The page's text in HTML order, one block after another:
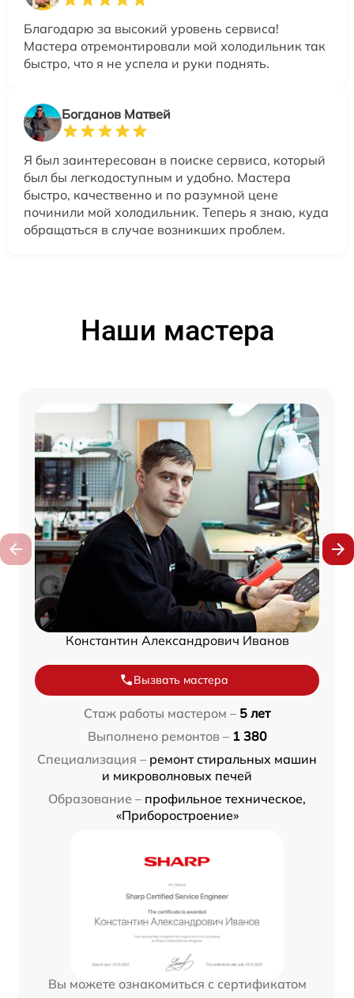
Благодарю за высокий уровень сервиса!
Мастера отремонтировали мой холодильник так
быстро, что я не успела и руки поднять.
Богданов Матвей
Я был заинтересован в поиске сервиса, который
был бы легкодоступным и удобно. Мастера
быстро, качественно и по разумной цене
починили мой холодильник. Теперь я знаю, куда
обращаться в случае возникших проблем.
Наши мастера
Константин Александрович Иванов
Вызвать мастера
Стаж работы мастером – 5 лет
Выполнено ремонтов – 1 380
Специализация – ремонт стиральных машин
и микроволновых печей
Образование – профильное техническое,
«Приборостроение»
Вы можете ознакомиться с сертификатом